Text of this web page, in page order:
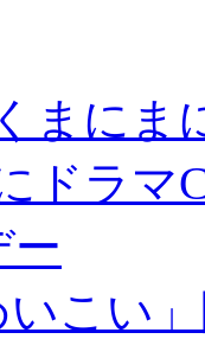
まにま
ドラマ
ー
いこい